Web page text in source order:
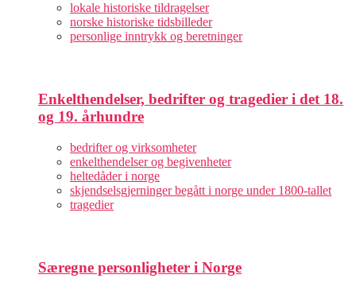
lokale historiske tildragelser
norske historiske tidsbilleder
personlige inntrykk og beretninger
Enkelthendelser, bedrifter og tragedier i det 18.
og 19. århundre
bedrifter og virksomheter
enkelthendelser og begivenheter
heltedåder i norge
skjendselsgjerninger begått i norge under 1800-tallet
tragedier
Særegne personligheter i Norge